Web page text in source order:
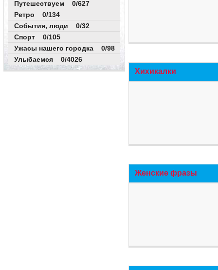
Путешествуем 0/627
Ретро 0/134
События, люди 0/32
Спорт 0/105
Ужасы нашего городка 0/98
Улыбаемся 0/4026
Хихикалки
Женские фразы